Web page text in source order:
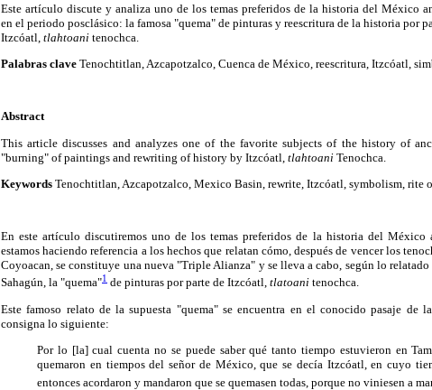
Este artículo discute y analiza uno de los temas preferidos de la historia del México
en el periodo posclásico: la famosa "quema" de pinturas y reescritura de la historia por
Itzcóatl, tlahtoani tenochca.
Palabras clave Tenochtitlan, Azcapotzalco, Cuenca de México, reescritura, Itzcóatl,
Abstract
This article discusses and analyzes one of the favorite subjects of the history of
"burning" of paintings and rewriting of history by Itzcóatl, tlahtoani Tenochca.
Keywords Tenochtitlan, Azcapotzalco, Mexico Basin, rewrite, Itzcóatl, symbolism, rite
En este artículo discutiremos uno de los temas preferidos de la historia del México
estamos haciendo referencia a los hechos que relatan cómo, después de vencer los
Coyoacan, se constituye una nueva "Triple Alianza" y se lleva a cabo, según lo
Sahagún, la "quema"1 de pinturas por parte de Itzcóatl, tlatoani tenochca.
Este famoso relato de la supuesta "quema" se encuentra en el conocido pasaje de la
consigna lo siguiente:
Por lo [la] cual cuenta no se puede saber qué tanto tiempo estuvieron en
quemaron en tiempos del señor de México, que se decía Itzcóatl, en cuyo
entonces acordaron y mandaron que se quemasen todas, porque no viniesen a